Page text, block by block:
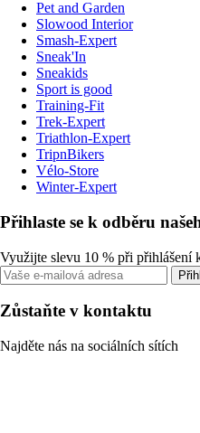
Pet and Garden
Slowood Interior
Smash-Expert
Sneak'In
Sneakids
Sport is good
Training-Fit
Trek-Expert
Triathlon-Expert
TripnBikers
Vélo-Store
Winter-Expert
Přihlaste se k odběru
Využijte slevu 10 % při přihlášení
Zůstaňte v kontaktu
Najděte nás na sociálních sítích